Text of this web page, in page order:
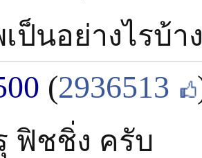
ป็นอย่างไรบ้า
(2936513
ฟิชชิ่ง ครับ